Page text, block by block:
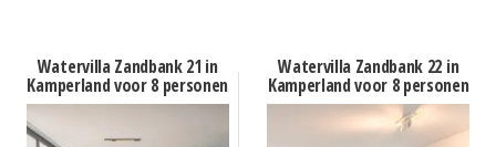
Watervilla Zandbank 21 in
Kamperland voor 8 personen
Watervilla Zandbank 22 in
Kamperland voor 8 personen